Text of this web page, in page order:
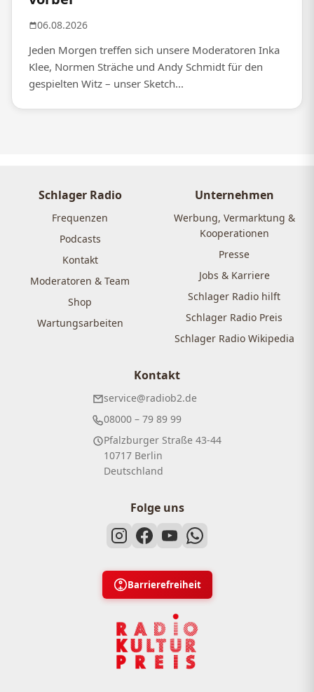
06.08.2026
Jeden Morgen treffen sich unsere Moderatoren Inka
Klee, Normen Sträche und Andy Schmidt für den
gespielten Witz – unser Sketch...
Schlager Radio
Frequenzen
Podcasts
Kontakt
Moderatoren & Team
Shop
Wartungsarbeiten
Unternehmen
Werbung, Vermarktung &
Kooperationen
Presse
Jobs & Karriere
Schlager Radio hilft
Schlager Radio Preis
Schlager Radio Wikipedia
Kontakt
service@radiob2.de
08000 – 79 89 99
Pfalzburger Straße 43-44
10717 Berlin
Deutschland
Folge uns
Barrierefreiheit